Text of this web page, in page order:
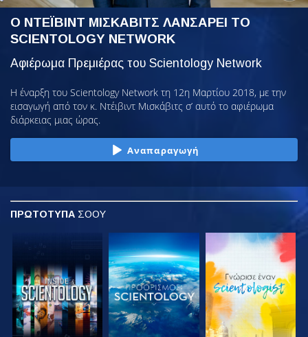
Ο ΝΤΕΪΒΙΝΤ ΜΙΣΚΑΒΙΤΣ ΛΑΝΣΑΡΕΙ ΤΟ
SCIENTOLOGY NETWORK
Αφιέρωμα Πρεμιέρας του Scientology Network
Η έναρξη του Scientology Network τη 12η Μαρτίου 2018, με την
εισαγωγή από τον κ. Ντέιβιντ Μισκάβιτς σ’ αυτό το αφιέρωμα
διάρκειας μιας ώρας.
Αναπαραγωγή
ΠΡΩΤΟΤΥΠΑ ΣΟΟΥ